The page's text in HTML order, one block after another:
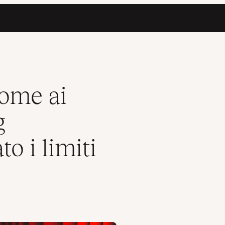
i limiti delle risorse
ai
i limiti